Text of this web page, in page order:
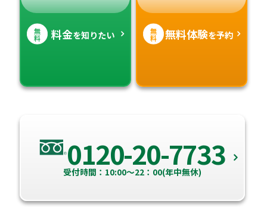
無
料 料金を知りたい 無
料 無料体験を予約
0120-20-7733
受付時間：10:00～22：00(年中無休)